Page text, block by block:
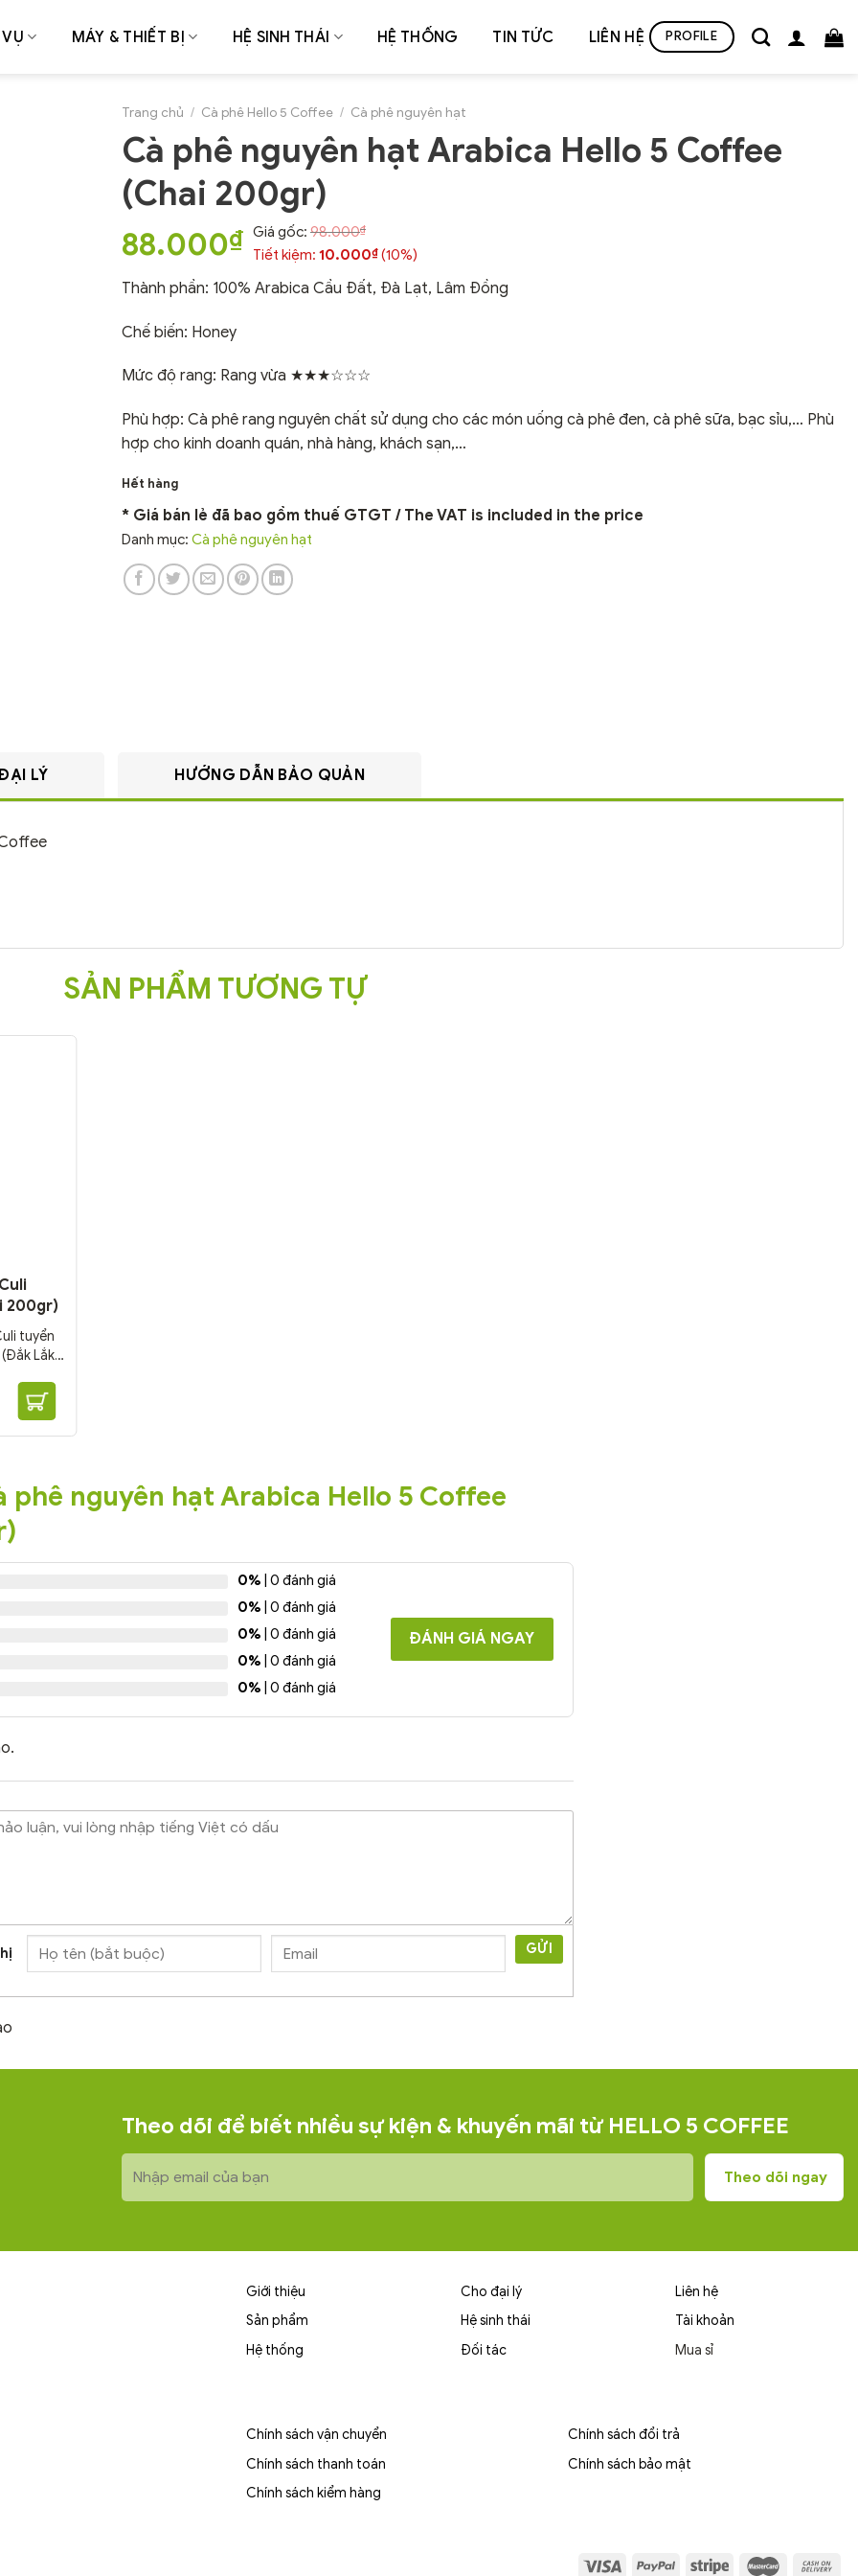
MÁY & THIẾT BỊ HỆ SINH THÁI HỆ THỐNG TIN TỨC LIÊN HỆ PROFILE
Trang chủ / Cà phê Hello 5 Coffee / Cà phê nguyên hạt
Cà phê nguyên hạt Arabica Hello 5 Coffee
(Chai 200gr)
88.000₫ Giá gốc: 98.000₫
Tiết kiệm: 10.000₫ (10%)
Thành phần: 100% Arabica Cầu Đất, Đà Lạt, Lâm Đồng
Chế biến: Honey
Mức độ rang: Rang vừa ★★★☆☆☆
Phù hợp: Cà phê rang nguyên chất sử dụng cho các món uống cà phê đen, cà phê sữa, bạc sỉu,… Phù
hợp cho kinh doanh quán, nhà hàng, khách sạn,…
Hết hàng
* Giá bán lẻ đã bao gồm thuế GTGT / The VAT is included in the price
Danh mục: Cà phê nguyên hạt
LÝ HƯỚNG DẪN BẢO QUẢN
SẢN PHẨM TƯƠNG TỰ
200gr)
tuyển
Lắk)
các món
phê nguyên hạt Arabica Hello 5 Coffee
0% | 0 đánh giá
0% | 0 đánh giá
0% | 0 đánh giá
0% | 0 đánh giá
0% | 0 đánh giá
ĐÁNH GIÁ NGAY
GỬI
Theo dõi để biết nhiều sự kiện & khuyến mãi từ HELLO 5 COFFEE
Giới thiệu
Sản phẩm
Hệ thống
Cho đại lý
Hệ sinh thái
Đối tác
Liên hệ
Tài khoản
Mua sỉ
Chính sách vận chuyển
Chính sách thanh toán
Chính sách kiểm hàng
Chính sách đổi trả
Chính sách bảo mật